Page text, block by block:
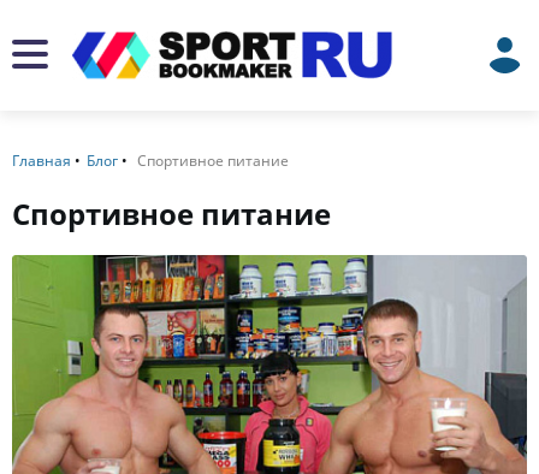
Главная Блог Спортивное питание
Спортивное питание